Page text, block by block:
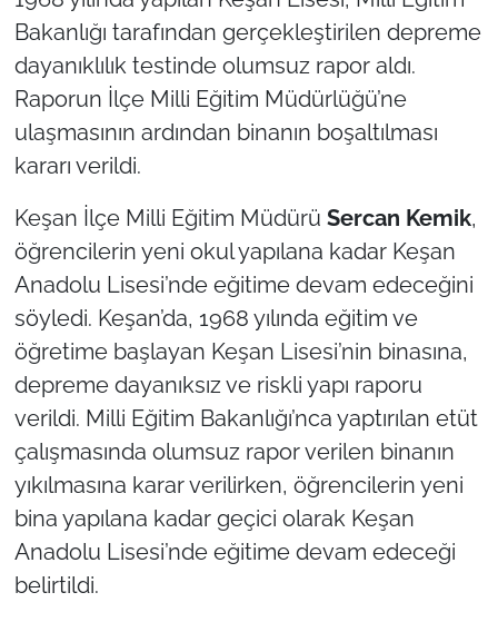
Bakanlığı tarafından gerçekleştirilen depreme
dayanıklılık testinde olumsuz rapor aldı.
Raporun İlçe Milli Eğitim Müdürlüğü’ne
ulaşmasının ardından binanın boşaltılması
kararı verildi.
Keşan İlçe Milli Eğitim Müdürü Sercan Kemik,
öğrencilerin yeni okul yapılana kadar Keşan
Anadolu Lisesi’nde eğitime devam edeceğini
söyledi. Keşan’da, 1968 yılında eğitim ve
öğretime başlayan Keşan Lisesi’nin binasına,
depreme dayanıksız ve riskli yapı raporu
verildi. Milli Eğitim Bakanlığı’nca yaptırılan etüt
çalışmasında olumsuz rapor verilen binanın
yıkılmasına karar verilirken, öğrencilerin yeni
bina yapılana kadar geçici olarak Keşan
Anadolu Lisesi’nde eğitime devam edeceği
belirtildi.
ÇANAKKALE
TÜRKİYE
Bölge
Güvenlik
Genel
Politika
Flaş Haber
Dış Haberler
İş Dünyası